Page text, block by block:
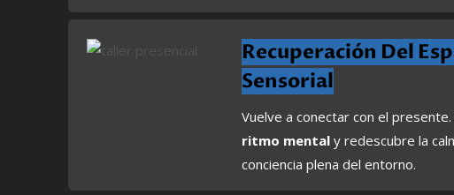
Recuperación Del
Sensorial
Vuelve a conectar con el presente.
ritmo mental y redescubre la
conciencia plena del entorno.